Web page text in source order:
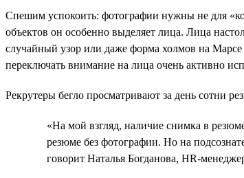
Спешим успокоить: фотографии нужны не для
объектов он особенно выделяет лица. Лица
случайный узор или даже форма холмов на
переключать внимание на лица очень активно
Рекрутеры бегло просматривают за день сотни
«На мой взгляд, наличие снимка в
резюме без фотографии. Но на
говорит Наталья Богданова, HR-